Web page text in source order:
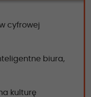
cyfrowej
biura,
kulturę